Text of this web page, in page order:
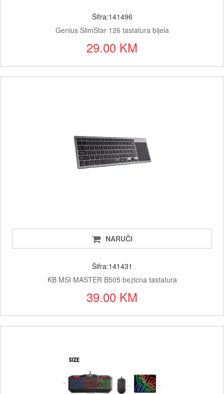
Šifra:141496
Genius SlimStar 126 tastatura bijela
29.00 KM
NARUČI
Šifra:141431
KB MSI MASTER B505 bezicna tastatura
39.00 KM